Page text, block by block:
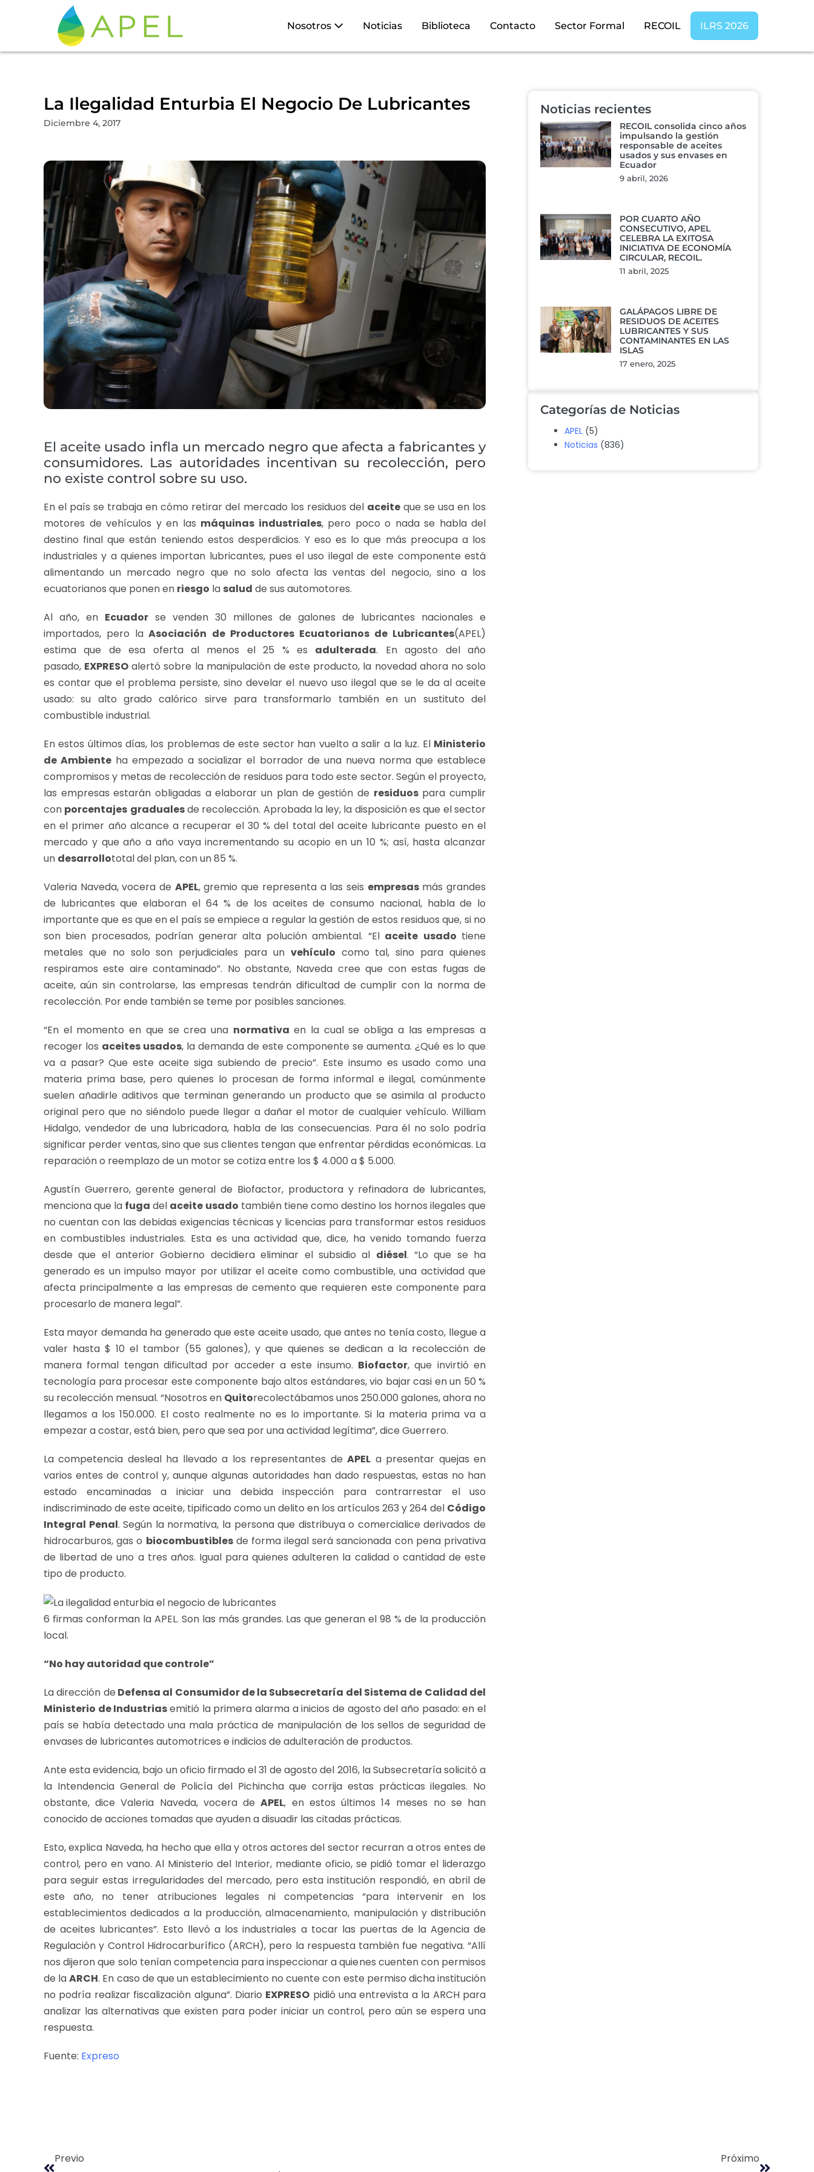
Nosotros Noticias Biblioteca Contacto Sector Formal RECOIL ILRS 2026
La Ilegalidad Enturbia El Negocio De Lubricantes
Diciembre 4, 2017
El aceite usado infla un mercado negro que afecta a fabricantes y
consumidores. Las autoridades incentivan su recolección, pero
no existe control sobre su uso.
En el país se trabaja en cómo retirar del mercado los residuos del aceiteque se usa en los
motores de vehículos y en las máquinas industriales, pero poco o nada se habla del
destino final que están teniendo estos desperdicios. Y eso es lo que más preocupa a los
industriales y a quienes importan lubricantes, pues el uso ilegal de este componente está
alimentando un mercado negro que no solo afecta las ventas del negocio, sino a los
ecuatorianos que ponen en riesgo la salud de sus automotores.
Al año, en Ecuador se venden 30 millones de galones de lubricantes nacionales e
importados, pero la Asociación de Productores Ecuatorianos de Lubricantes(APEL)
estima que de esa oferta al menos el 25 % es adulterada. En agosto del año
pasado, EXPRESO alertó sobre la manipulación de este producto, la novedad ahora no solo
es contar que el problema persiste, sino develar el nuevo uso ilegal que se le da al aceite
usado: su alto grado calórico sirve para transformarlo también en un sustituto del
combustible industrial.
En estos últimos días, los problemas de este sector han vuelto a salir a la luz. El Ministerio
de Ambiente ha empezado a socializar el borrador de una nueva norma que establece
compromisos y metas de recolección de residuos para todo este sector. Según el proyecto,
las empresas estarán obligadas a elaborar un plan de gestión de residuospara cumplir
con porcentajes gradualesde recolección. Aprobada la ley, la disposición es que el sector
en el primer año alcance a recuperar el 30 % del total del aceite lubricante puesto en el
mercado y que año a año vaya incrementando su acopio en un 10 %; así, hasta alcanzar
un desarrollototal del plan, con un 85 %.
Valeria Naveda, vocera de APEL, gremio que representa a las seis empresasmás grandes
de lubricantes que elaboran el 64 % de los aceites de consumo nacional, habla de lo
importante que es que en el país se empiece a regular la gestión de estos residuos que, si no
son bien procesados, podrían generar alta polución ambiental. “El aceite usado tiene
metales que no solo son perjudiciales para un vehículo como tal, sino para quienes
respiramos este aire contaminado”. No obstante, Naveda cree que con estas fugas de
aceite, aún sin controlarse, las empresas tendrán dificultad de cumplir con la norma de
recolección. Por ende también se teme por posibles sanciones.
“En el momento en que se crea una normativa en la cual se obliga a las empresas a
recoger los aceites usados, la demanda de este componente se aumenta. ¿Qué es lo que
va a pasar? Que este aceite siga subiendo de precio”. Este insumo es usado como una
materia prima base, pero quienes lo procesan de forma informal e ilegal, comúnmente
suelen añadirle aditivos que terminan generando un producto que se asimila al producto
original pero que no siéndolo puede llegar a dañar el motor de cualquier vehículo. William
Hidalgo, vendedor de una lubricadora, habla de las consecuencias. Para él no solo podría
significar perder ventas, sino que sus clientes tengan que enfrentar pérdidas económicas. La
reparación o reemplazo de un motor se cotiza entre los $ 4.000 a $ 5.000.
Agustín Guerrero, gerente general de Biofactor, productora y refinadora de lubricantes,
menciona que la fuga del aceite usado también tiene como destino los hornos ilegales que
no cuentan con las debidas exigencias técnicas y licencias para transformar estos residuos
en combustibles industriales. Esta es una actividad que, dice, ha venido tomando fuerza
desde que el anterior Gobierno decidiera eliminar el subsidio al diésel. “Lo que se ha
generado es un impulso mayor por utilizar el aceite como combustible, una actividad que
afecta principalmente a las empresas de cemento que requieren este componente para
procesarlo de manera legal”.
Esta mayor demanda ha generado que este aceite usado, que antes no tenía costo, llegue a
valer hasta $ 10 el tambor (55 galones), y que quienes se dedican a la recolección de
manera formal tengan dificultad por acceder a este insumo. Biofactor, que invirtió en
tecnología para procesar este componente bajo altos estándares, vio bajar casi en un 50 %
su recolección mensual. “Nosotros en Quitorecolectábamos unos 250.000 galones, ahora no
llegamos a los 150.000. El costo realmente no es lo importante. Si la materia prima va a
empezar a costar, está bien, pero que sea por una actividad legítima”, dice Guerrero.
La competencia desleal ha llevado a los representantes deAPEL a presentar quejas en
varios entes de control y, aunque algunas autoridades han dado respuestas, estas no han
estado encaminadas a iniciar una debida inspección para contrarrestar el uso
indiscriminado de este aceite, tipificado como un delito en los artículos 263 y 264 del Código
Integral Penal. Según la normativa, la persona que distribuya o comercialice derivados de
hidrocarburos, gas o biocombustiblesde forma ilegal será sancionada con pena privativa
de libertad de uno a tres años. Igual para quienes adulteren la calidad o cantidad de este
tipo de producto.
6 firmas conforman la APEL. Son las más grandes. Las que generan el 98 % de la producción
local.
“No hay autoridad que controle”
La dirección de Defensa al Consumidor de la Subsecretaría del Sistema de Calidad del
Ministerio de Industriasemitió la primera alarma a inicios de agosto del año pasado: en el
país se había detectado una mala práctica de manipulación de los sellos de seguridad de
envases de lubricantes automotrices e indicios de adulteración de productos.
Ante esta evidencia, bajo un oficio firmado el 31 de agosto del 2016, la Subsecretaría solicitó a
la Intendencia General de Policía del Pichincha que corrija estas prácticas ilegales. No
obstante, dice Valeria Naveda, vocera deAPEL, en estos últimos 14 meses no se han
conocido de acciones tomadas que ayuden a disuadir las citadas prácticas.
Esto, explica Naveda, ha hecho que ella y otros actores del sector recurran a otros entes de
control, pero en vano. Al Ministerio del Interior, mediante oficio, se pidió tomar el liderazgo
para seguir estas irregularidades del mercado, pero esta institución respondió, en abril de
este año, no tener atribuciones legales ni competencias “para intervenir en los
establecimientos dedicados a la producción, almacenamiento, manipulación y distribución
de aceites lubricantes”. Esto llevó a los industriales a tocar las puertas de la Agencia de
Regulación y Control Hidrocarburífico (ARCH), pero la respuesta también fue negativa. “Allí
nos dijeron que solo tenían competencia para inspeccionar a quienes cuenten con permisos
de laARCH. En caso de que un establecimiento no cuente con este permiso dicha institución
no podría realizar fiscalización alguna”. Diario EXPRESO pidió una entrevista a la ARCH para
analizar las alternativas que existen para poder iniciar un control, pero aún se espera una
respuesta.
Fuente: Expreso
Noticias recientes
RECOIL consolida cinco años
impulsando la gestión
responsable de aceites
usados y sus envases en
Ecuador
9 abril, 2026
POR CUARTO AÑO
CONSECUTIVO, APEL
CELEBRA LA EXITOSA
INICIATIVA DE ECONOMÍA
CIRCULAR, RECOIL.
11 abril, 2025
GALÁPAGOS LIBRE DE
RESIDUOS DE ACEITES
LUBRICANTES Y SUS
CONTAMINANTES EN LAS
ISLAS
17 enero, 2025
Categorías de Noticias
APEL (5)
Noticias (836)
Previo Próximo